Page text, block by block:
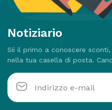
Notiziario
Sii il primo a conoscere
nella tua casella di posta.